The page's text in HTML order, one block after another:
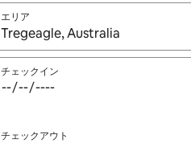
エリア
検索結果が表示されたら、上下の矢
チェックイン
チェックアウト